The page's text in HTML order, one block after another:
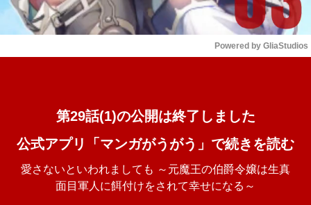
Powered by GliaStudios
第29話(1)の公開は終了しました
公式アプリ「マンガがうがう」で続きを読む
愛さないといわれましても ～元魔王の伯爵令嬢は生真
面目軍人に餌付けをされて幸せになる～